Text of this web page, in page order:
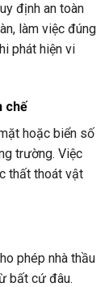
định an toàn
làm việc đúng
phát hiện vi
chế
hoặc biển số
trường. Việc
thất thoát vật
phép nhà thầu
bất cứ đâu.